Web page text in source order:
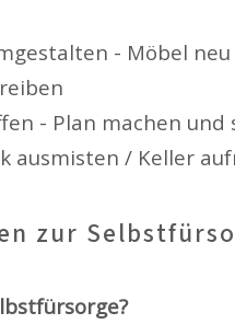
- Möbel
- Plan machen
ausmisten / Keller
zur